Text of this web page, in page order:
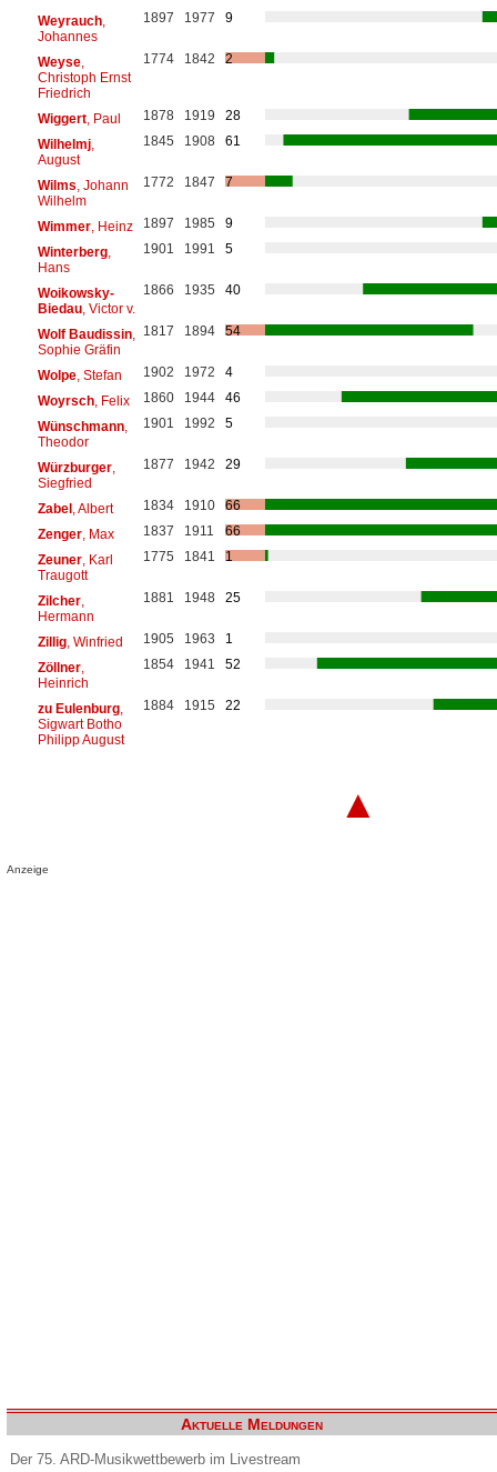
Weyrauch,
Johannes
1897 1977 9
Weyse,
Christoph Ernst
Friedrich
1774 1842 2
Wiggert, Paul 1878 1919
28
Wilhelmj,
August
1845 1908 61
Wilms , Johann
Wilhelm
1772 1847 7
Wimmer, Heinz 1897 1985
9
Winterberg,
Hans
1901 1991 5
Woikowsky-
Biedau, Victor v.
1866 1935 40
Wolf Baudissin,
Sophie Gräfin
1817 1894 54
Wolpe, Stefan 1902 1972
4
Woyrsch, Felix 1860 1944
46
Wünschmann,
Theodor
1901 1992 5
Würzburger,
Siegfried
1877 1942 29
Zabel, Albert 1834 1910
66
Zenger, Max 1837 1911
66
Zeuner, Karl
Traugott
1775 1841 1
Zilcher,
Hermann
1881 1948 25
Zillig, Winfried 1905 1963
1
Zöllner,
Heinrich
1854 1941 52
zu Eulenburg,
Sigwart Botho
Philipp August
1884 1915 22
▲
Anzeige
Aktuelle Meldungen
Der 75. ARD-Musikwettbewerb im Livestream